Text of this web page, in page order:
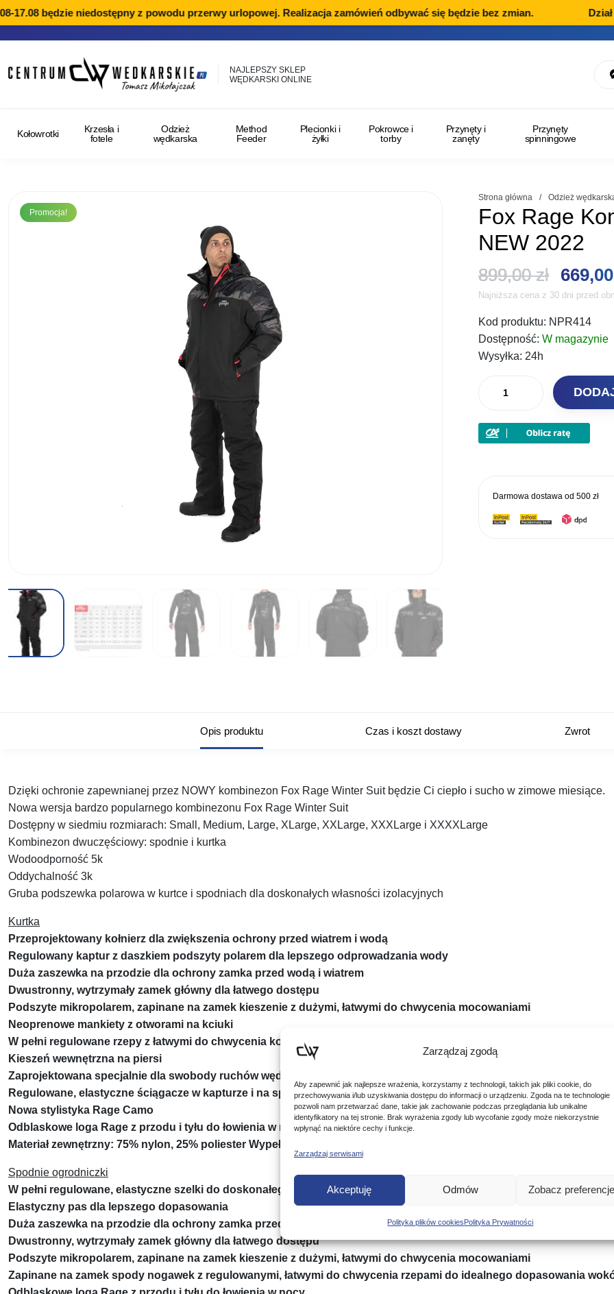
Zarządzaj zgodą
Aby zapewnić jak najlepsze wrażenia, korzystamy z technologii, takich jak pliki cookie, do
przechowywania i/lub uzyskiwania dostępu do informacji o urządzeniu. Zgoda na te technologie
pozwoli nam przetwarzać dane, takie jak zachowanie podczas przeglądania lub unikalne
identyfikatory na tej stronie. Brak wyrażenia zgody lub wycofanie zgody może niekorzystnie
wpłynąć na niektóre cechy i funkcje.
Zarządzaj serwisami
Akceptuję Odmów Zobacz preferencje
Polityka plików cookiesPolityka Prywatności
będzie niedostępny z powodu przerwy urlopowej. Realizacja zamówień odbywać się będzie bez zmian. Dział
NAJLEPSZY SKLEP
WĘDKARSKI ONLINE
Kołowrotki
Krzesła i
fotele
Odzież
wędkarska
Method
Feeder
Plecionki i
żyłki
Pokrowce i
torby
Przynęty i
zanęty
Przynęty
spinningowe
Promocja!
Strona główna / Odzież
Fox Rage
NEW 2022
899,00zł
cena
Najniższa cena z 30 dni przed
Kod produktu: NPR414
Dostępność:W magazynie
Wysyłka:24h
Kombinezon
NEW
2022
Darmowa dostawa od500 zł
Opis produktu Czas i koszt dostawy Zwrot
Dzięki ochronie zapewnianej przez NOWY kombinezon Fox Rage Winter Suit będzie Ci ciepło i sucho w zimowe miesiące.
Nowa wersja bardzo popularnego kombinezonu Fox Rage Winter Suit
Dostępny w siedmiu rozmiarach: Small, Medium, Large, XLarge, XXLarge, XXXLarge i XXXXLarge
Kombinezon dwuczęściowy: spodnie i kurtka
Wodoodporność 5k
Oddychalność 3k
Gruba podszewka polarowa w kurtce i spodniach dla doskonałych własności izolacyjnych
Kurtka
Przeprojektowany kołnierz dla zwiększenia ochrony przed wiatrem i wodą
Regulowany kaptur z daszkiem podszyty polarem dla lepszego odprowadzania wody
Duża zaszewka na przodzie dla ochrony zamka przed wodą i wiatrem
Dwustronny, wytrzymały zamek główny dla łatwego dostępu
Podszyte mikropolarem, zapinane na zamek kieszenie z dużymi, łatwymi do chwycenia mocowaniami
Neoprenowe mankiety z otworami na kciuki
W pełni regulowane rzepy z łatwymi do chwycenia końcami do doskonałego dopasowania wokół nadgarstków
Kieszeń wewnętrzna na piersi
Zaprojektowana specjalnie dla swobody ruchów wędkarza, w tym podczas zarzucania
Regulowane, elastyczne ściągacze w kapturze i na spodzie dla doskonałego dopasowania
Nowa stylistyka Rage Camo
Odblaskowe loga Rage z przodu i tyłu do łowienia w nocy
Materiał zewnętrzny: 75% nylon, 25% poliester Wypełnienie: 100% poliester
Spodnie ogrodniczki
W pełni regulowane, elastyczne szelki do doskonałego dopasowania z wytrzymałymi, szybko odpinanymi klamrami
Elastyczny pas dla lepszego dopasowania
Duża zaszewka na przodzie dla ochrony zamka przed wodą i wiatrem
Dwustronny, wytrzymały zamek główny dla łatwego dostępu
Podszyte mikropolarem, zapinane na zamek kieszenie z dużymi, łatwymi do chwycenia mocowaniami
Zapinane na zamek spody nogawek z regulowanymi, łatwymi do chwycenia rzepami do idealnego dopasowania